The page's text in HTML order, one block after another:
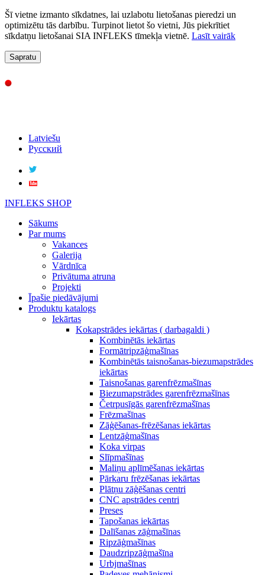
Šī vietne izmanto sīkdatnes, lai uzlabotu lietošanas pieredzi un
optimizētu tās darbību. Turpinot lietot šo vietni, Jūs piekrītiet
sīkdatņu lietošanai SIA INFLEKS tīmekļa vietnē. Lasīt vairāk
Sapratu
Latviešu
Русский
INFLEKS SHOP
Sākums
Par mums
Vakances
Galerija
Vārdnīca
Privātuma atruna
Projekti
Īpašie piedāvājumi
Produktu katalogs
Iekārtas
Kokapstrādes iekārtas ( darbagaldi )
Kombinētās iekārtas
Formātripzāģmašīnas
Kombinētās taisnošanas-biezumapstrādes
iekārtas
Taisnošanas garenfrēzmašīnas
Biezumapstrādes garenfrēzmašīnas
Četrpusīgās garenfrēzmašīnas
Frēzmašīnas
Zāģēšanas-frēzēšanas iekārtas
Lentzāģmašīnas
Koka virpas
Slīpmašīnas
Maliņu aplīmēšanas iekārtas
Pārkaru frēzēšanas iekārtas
Plātņu zāģēšanas centri
CNC apstrādes centri
Preses
Tapošanas iekārtas
Dalīšanas zāģmašīnas
Ripzāģmašīnas
Daudzripzāģmašīna
Urbjmašīnas